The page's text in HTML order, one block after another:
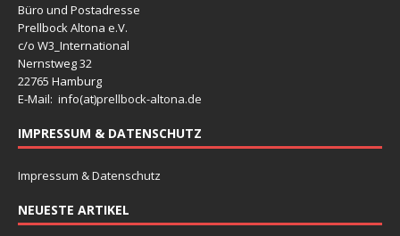
Büro und Postadresse
Prellbock Altona e.V.
c/o W3_International
Nernstweg 32
22765 Hamburg
E-Mail: info(at)prellbock-altona.de
IMPRESSUM & DATENSCHUTZ
Impressum & Datenschutz
NEUESTE ARTIKEL